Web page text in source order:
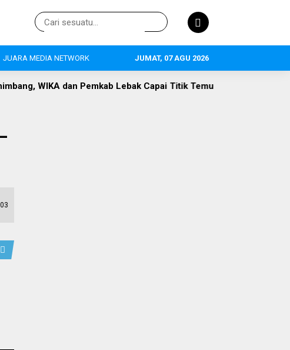
JUARA MEDIA NETWORK JUMAT, 07 AGU 2026
Lebak Capai Titik Temu DLH Lebak Dorong Perluasan